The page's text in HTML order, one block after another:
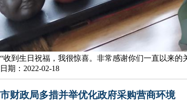
“收到生日祝福，我很惊喜。非常感谢你们一直以来的
日期：2022-02-18
市财政局多措并举优化政府采购营商环境